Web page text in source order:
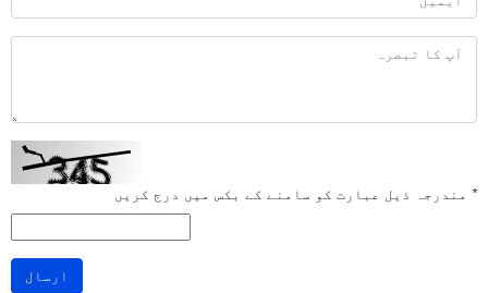
* مندرجہ ذیل عبارت کو سامنے کے بکس میں درج کریں
ارسال